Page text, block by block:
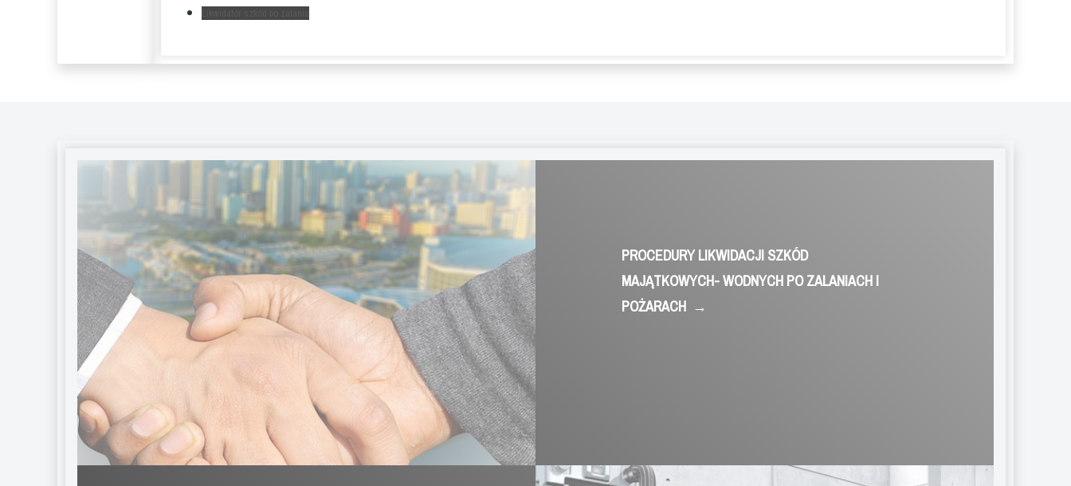
PROCEDURY LIKWIDACJI SZKÓD
MAJĄTKOWYCH- WODNYCH PO ZALANIACH I
POŻARACH →